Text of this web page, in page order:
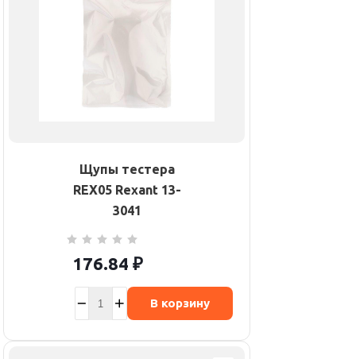
Щупы тестера
REX05 Rexant 13-
3041
176.84 ₽
В корзину